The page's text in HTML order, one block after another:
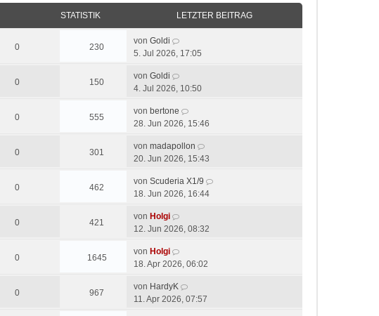
STATISTIK LETZTER BEITRAG
0 230
von Goldi
5. Jul 2026, 17:05
0 150
von Goldi
4. Jul 2026, 10:50
0 555
von bertone
28. Jun 2026, 15:46
0 301
von madapollon
20. Jun 2026, 15:43
0 462
von Scuderia X1/9
18. Jun 2026, 16:44
0 421
von Holgi
12. Jun 2026, 08:32
0 1645
von Holgi
18. Apr 2026, 06:02
0 967
von HardyK
11. Apr 2026, 07:57